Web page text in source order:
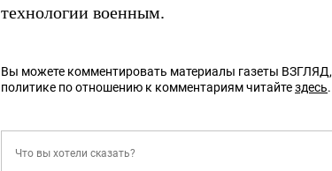
технологии военным.
Вы можете комментировать материалы газеты ВЗГЛЯД,
политике по отношению к комментариям читайтездесь.